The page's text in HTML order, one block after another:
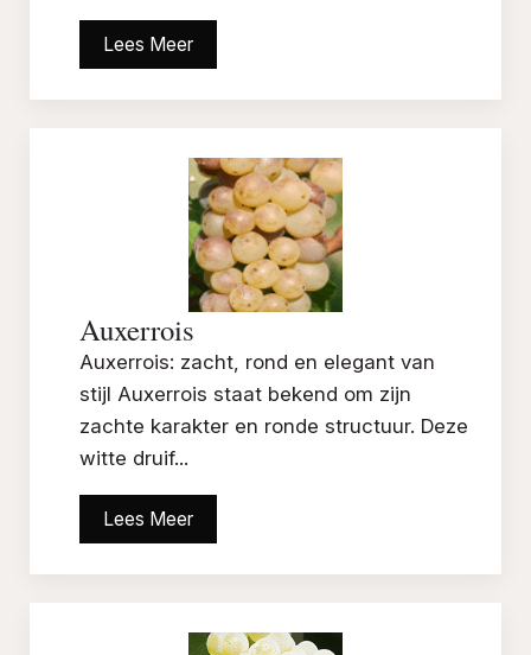
Lees Meer
Auxerrois
Auxerrois: zacht, rond en elegant van
stijl Auxerrois staat bekend om zijn
zachte karakter en ronde structuur. Deze
witte druif...
Lees Meer